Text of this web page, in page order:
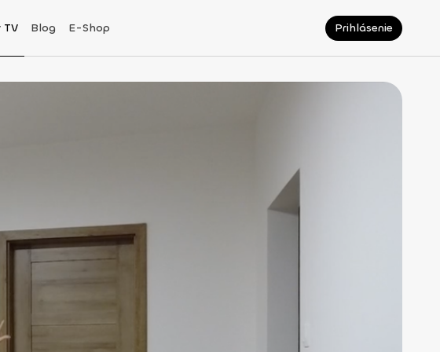
Blog E-Shop Prihlásenie